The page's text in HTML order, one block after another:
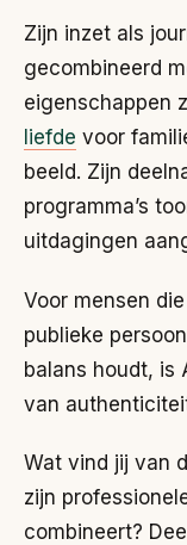
Zijn inzet als
gecombineerd
eigenschappen
liefde voor
beeld. Zijn
programma’s
uitdagingen
Voor mensen
publieke
balans houdt, is
van
Wat vind jij van
zijn
combineert?